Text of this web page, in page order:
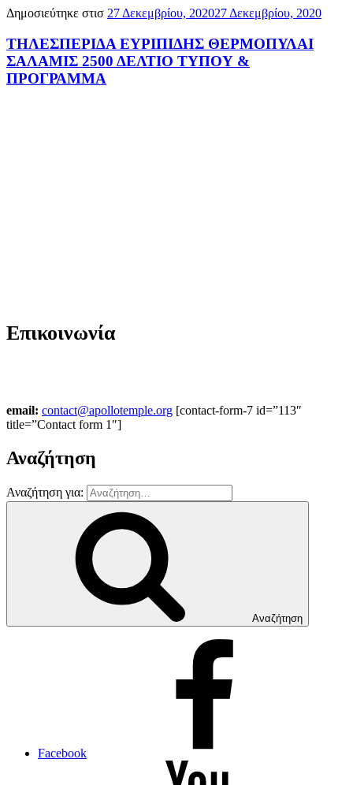
Δημοσιεύτηκε στισ 27 Δεκεμβρίου, 202027 Δεκεμβρίου, 2020
ΤΗΛΕΣΠΕΡΙΔΑ ΕΥΡΙΠΙΔΗΣ ΘΕΡΜΟΠΥΛΑΙ
ΣΑΛΑΜΙΣ 2500 ΔΕΛΤΙΟ ΤΥΠΟΥ &
ΠΡΟΓΡΑΜΜΑ
Επικοινωνία
email: contact@apollotemple.org [contact-form-7 id=”113″
title=”Contact form 1″]
Αναζήτηση
Αναζήτηση για:
Αναζήτηση
Facebook